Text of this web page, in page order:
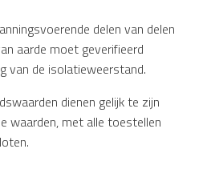
delen van delen
aarde moet geverifieerd
van de isolatieweerstand.
dienen gelijk te zijn
waarden, met alle toestellen